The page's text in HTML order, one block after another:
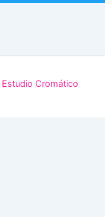
Estudio Cromático